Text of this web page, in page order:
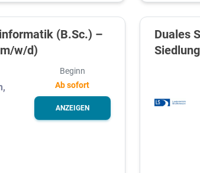
(B.Sc.) –
w/d)
Beginn
Ab sofort
ANZEIGEN
Duales